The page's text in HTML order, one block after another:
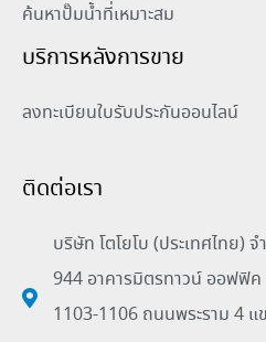
ค้นหาปั๊มน้ำที่เหมาะสม
บริการหลังการขาย
ลงทะเบียนใบรับประกันออนไลน์
ติดต่อเรา
บริษัท โตโยโบ (ประเทศไทย) จ
944 อาคารมิตรทาวน์ ออฟฟิค
1103-1106 ถนนพระราม 4 แ